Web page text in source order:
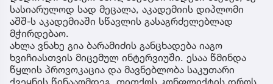
სასიარულოდ სად მეცალა, აკადემიის დიპლომი
აშშ-ს აკადემიაში სწავლის გასაგრძელებლად
მჭირდებაო.
ახლა ვნახე გია ბარამიძის განცხადება იაგო
ხვიჩიასთვის მიცემულ ინტერვიუში. ესაა წმინდა
წყლის პროვოკაცია და მავნებლობა საკუთარი
ქვეყნის წინააღმდეგ, თითქოს კონფლიქტის დროს